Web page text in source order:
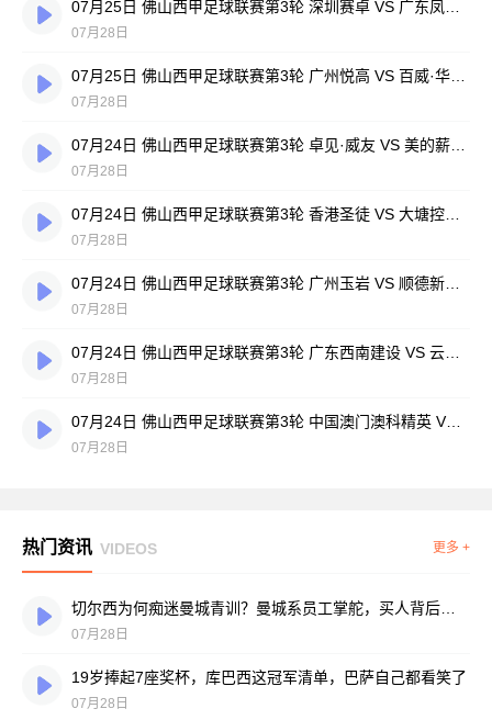
07月28日
07月28日
07月28日
07月28日
07月28日
07月28日
07月24日 佛山西甲足球联赛第3轮 中国澳门澳科精英 VS 藝品高國際 全场录像
07月28日
热门资讯 VIDEOS 更多 +
07月28日
19岁捧起7座奖杯，库巴西这冠军清单，巴萨自己都看笑了
07月28日